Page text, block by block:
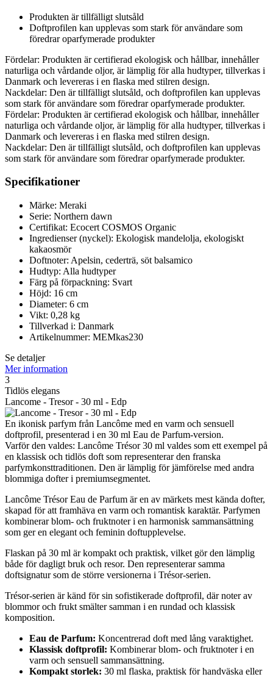
Produkten är tillfälligt slutsåld
Doftprofilen kan upplevas som stark för användare som
föredrar oparfymerade produkter
Fördelar: Produkten är certifierad ekologisk och hållbar, innehåller
naturliga och vårdande oljor, är lämplig för alla hudtyper, tillverkas i
Danmark och levereras i en flaska med stilren design.
Nackdelar: Den är tillfälligt slutsåld, och doftprofilen kan upplevas
som stark för användare som föredrar oparfymerade produkter.
Fördelar: Produkten är certifierad ekologisk och hållbar, innehåller
naturliga och vårdande oljor, är lämplig för alla hudtyper, tillverkas i
Danmark och levereras i en flaska med stilren design.
Nackdelar: Den är tillfälligt slutsåld, och doftprofilen kan upplevas
som stark för användare som föredrar oparfymerade produkter.
Specifikationer
Märke: Meraki
Serie: Northern dawn
Certifikat: Ecocert COSMOS Organic
Ingredienser (nyckel): Ekologisk mandelolja, ekologiskt
kakaosmör
Doftnoter: Apelsin, cederträ, söt balsamico
Hudtyp: Alla hudtyper
Färg på förpackning: Svart
Höjd: 16 cm
Diameter: 6 cm
Vikt: 0,28 kg
Tillverkad i: Danmark
Artikelnummer: MEMkas230
Se detaljer
Mer information
3
Tidlös elegans
Lancome - Tresor - 30 ml - Edp
En ikonisk parfym från Lancôme med en varm och sensuell
doftprofil, presenterad i en 30 ml Eau de Parfum-version.
Varför den valdes: Lancôme Trésor 30 ml valdes som ett exempel på
en klassisk och tidlös doft som representerar den franska
parfymkonsttraditionen. Den är lämplig för jämförelse med andra
blommiga dofter i premiumsegmentet.
Lancôme Trésor Eau de Parfum är en av märkets mest kända dofter,
skapad för att framhäva en varm och romantisk karaktär. Parfymen
kombinerar blom- och fruktnoter i en harmonisk sammansättning
som ger en elegant och feminin doftupplevelse.
Flaskan på 30 ml är kompakt och praktisk, vilket gör den lämplig
både för dagligt bruk och resor. Den representerar samma
doftsignatur som de större versionerna i Trésor-serien.
Trésor-serien är känd för sin sofistikerade doftprofil, där noter av
blommor och frukt smälter samman i en rundad och klassisk
komposition.
Eau de Parfum: Koncentrerad doft med lång varaktighet.
Klassisk doftprofil: Kombinerar blom- och fruktnoter i en
varm och sensuell sammansättning.
Kompakt storlek: 30 ml flaska, praktisk för handväska eller